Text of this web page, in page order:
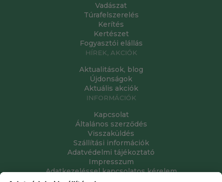
Vadászat
Túrafelszerelés
Kerítés
Kertészet
Fogyasztói elállás
HÍREK, AKCIÓK
Aktualitások, blog
Újdonságok
Aktuális akciók
INFORMÁCIÓK
Kapcsolat
Általános szerződés
Visszaküldés
Szállítási információk
Adatvédelmi tájékoztató
Impresszum
Adatkezeléssel kapcsolatos kérelem